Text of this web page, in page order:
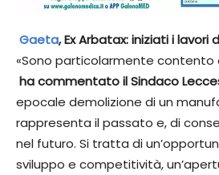
Gaeta, Ex Arbatax: iniziati i lavori
«Sono particolarmente contento
ha commentato il Sindaco
epocale demolizione di un
rappresenta il passato e, di
nel futuro. Si tratta di
sviluppo e competitività,